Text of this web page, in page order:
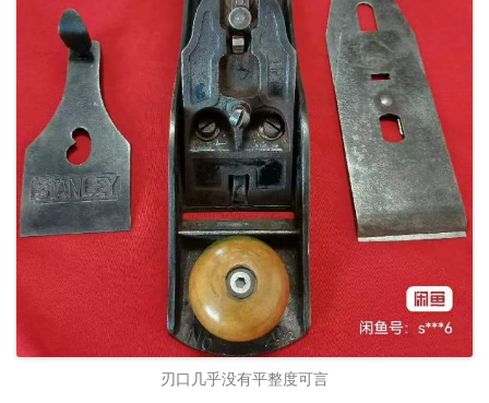
刃口几乎没有平整度可言